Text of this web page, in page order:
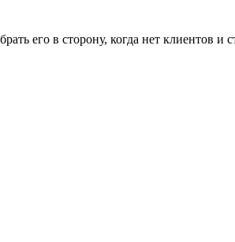
его в сторону, когда нет клиентов и